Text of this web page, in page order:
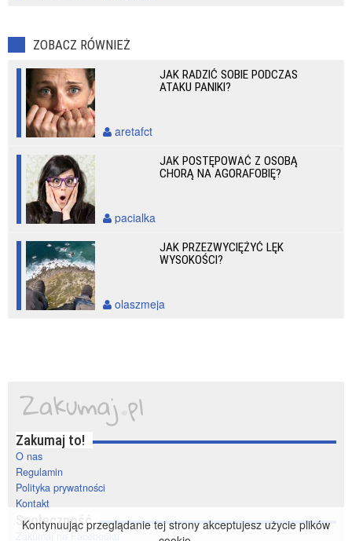
ZOBACZ RÓWNIEŻ
JAK RADZIĆ SOBIE PODCZAS
ATAKU PANIKI?
aretafct
JAK POSTĘPOWAĆ Z OSOBĄ
CHORĄ NA AGORAFOBIĘ?
pacialka
JAK PRZEZWYCIĘŻYĆ LĘK
WYSOKOŚCI?
olaszmeja
Zakumaj to!
O nas
Regulamin
Polityka prywatności
Kontakt
Społeczność
Zakumaj na Facebooku
Kontynuując przeglądanie tej strony akceptujesz użycie plików